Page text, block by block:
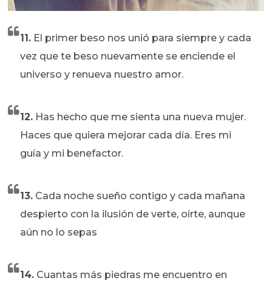
11. El primer beso nos unió para siempre y cada
vez que te beso nuevamente se enciende el
universo y renueva nuestro amor.
12. Has hecho que me sienta una nueva mujer.
Haces que quiera mejorar cada día. Eres mi
guía y mi benefactor.
13. Cada noche sueño contigo y cada mañana
despierto con la ilusión de verte, oírte, aunque
aún no lo sepas
14. Cuantas más piedras me encuentro en